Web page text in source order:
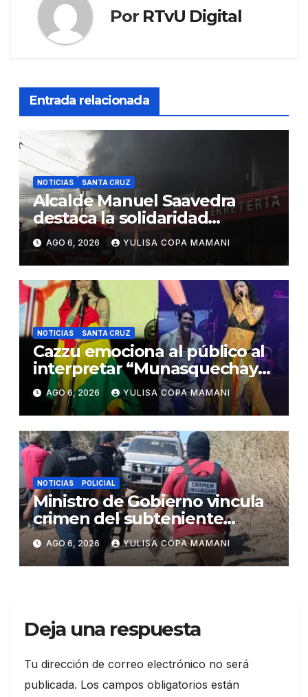
Por RTvU Digital
Entrada relacionada
NOTICIAS SANTA CRUZ
Alcalde Manuel Saavedra
destaca la solidaridad
durante la emergencia en
Barrio Lindo
AGO 6, 2026 YULISA COPA MAMANI
NOTICIAS SANTA CRUZ
Cazzu emociona al público al
interpretar “Munasquechay”
en su concierto en Santa Cruz
AGO 6, 2026 YULISA COPA MAMANI
NOTICIAS POLICIAL
Ministro de Gobierno vincula
crimen del subteniente
Salazar con la red de
Sebastián Marset
AGO 6, 2026 YULISA COPA MAMANI
Deja una respuesta
Tu dirección de correo electrónico no será
publicada. Los campos obligatorios están